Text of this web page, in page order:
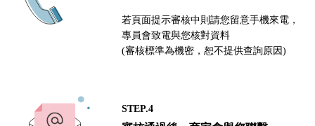
若頁面提示審核中則請您留意手機來電，
專員會致電與您核對資料
(審核標準為機密，恕不提供查詢原因)
STEP.4